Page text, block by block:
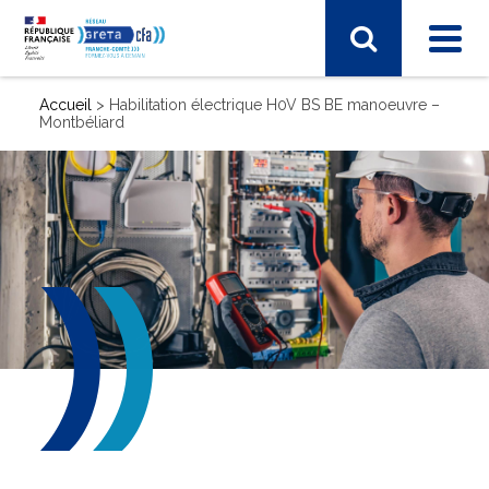
SECTEUR D'ACTIVITÉ
Arts, spectacle, industries créatives
BTP - bâtiment travaux publics
Commerce, marketing, finance
Electronique, informatique, télécomunication
Energie, électricité
Industrie, matières premières
Santé, social, sécurité
Sciences humaines, langues, pédagogie, information
communication
Accueil > Habilitation électrique H0V BS BE manoeuvre –
Montbéliard